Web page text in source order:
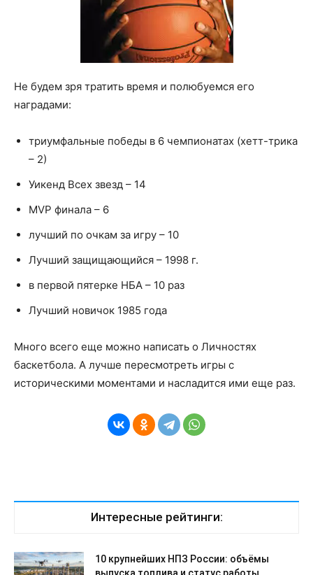
Не будем зря тратить время и полюбуемся его
наградами:
триумфальные победы в 6 чемпионатах (хетт-трика
– 2)
Уикенд Всех звезд – 14
MVP финала – 6
лучший по очкам за игру – 10
Лучший защищающийся – 1998 г.
в первой пятерке НБА – 10 раз
Лучший новичок 1985 года
Много всего еще можно написать о Личностях
баскетбола. А лучше пересмотреть игры с
историческими моментами и насладится ими еще раз.
Интересные рейтинги:
10 крупнейших НПЗ России: объёмы
выпуска топлива и статус работы